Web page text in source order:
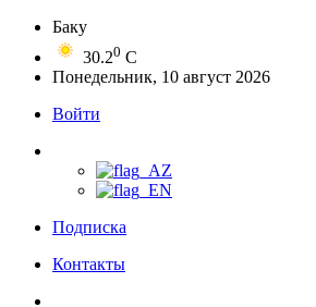
Баку
30.20 C
Понедельник, 10 август 2026
Войти
Подписка
Контакты